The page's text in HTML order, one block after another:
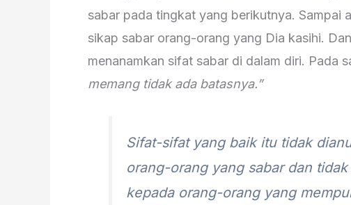
sabar pada tingkat yang berikutnya. Sampai
sikap sabar orang-orang yang Dia kasihi.
menanamkan sifat sabar di dalam diri. Pada
memang tidak ada batasnya.”
Sifat-sifat yang baik itu tidak
orang-orang yang sabar dan
kepada orang-orang yang